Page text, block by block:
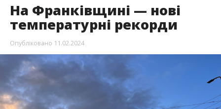
На Франківщині — нові
температурні рекорди
Опубліковано 11.02.2024